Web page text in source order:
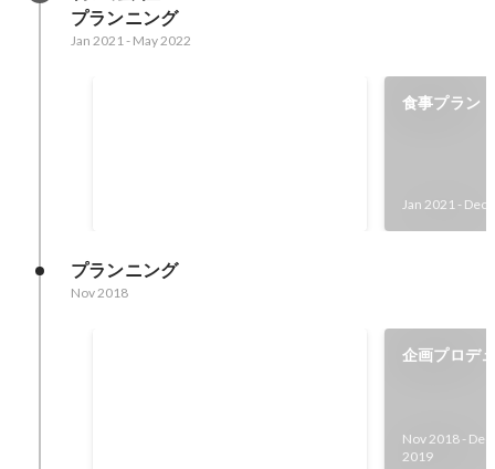
プランニング
Jan 2021- May 2022
食事プラン
Jan 2021 - Dec
プランニング
Nov 2018
企画プロデ
Nov 2018 - Dec
2019